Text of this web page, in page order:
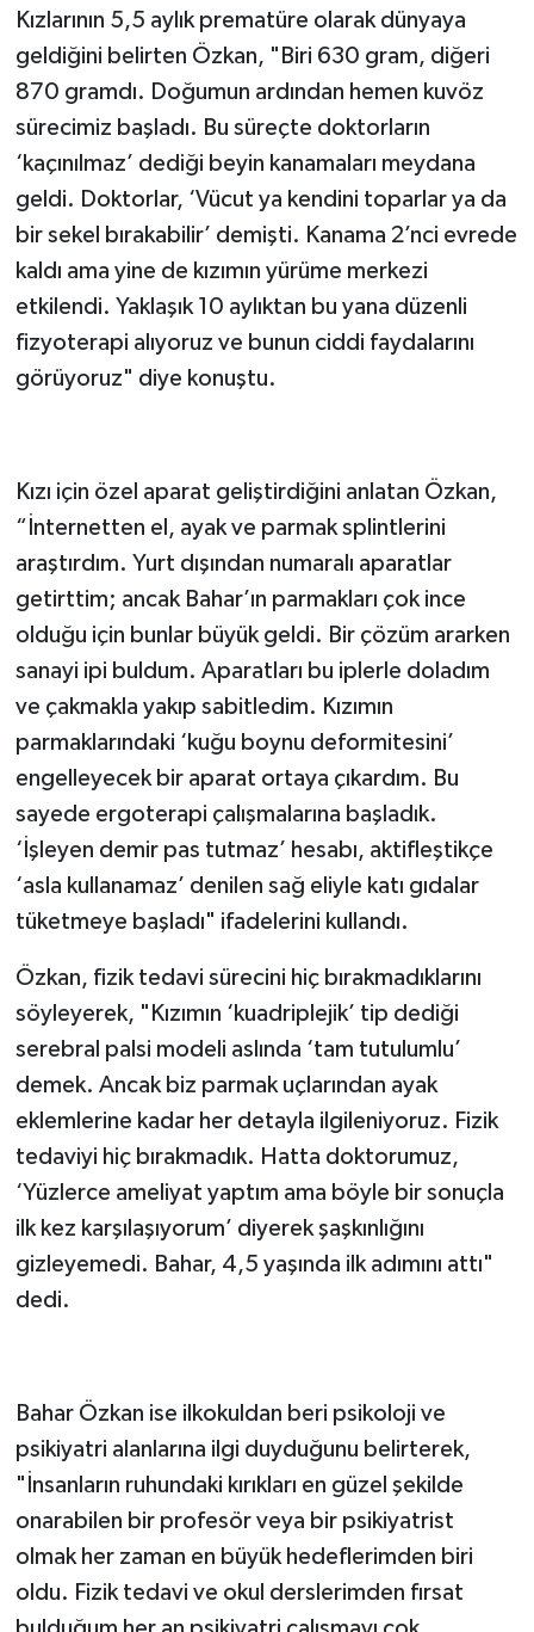
Kızlarının 5,5 aylık prematüre olarak dünyaya
geldiğini belirten Özkan, "Biri 630 gram, diğeri
870 gramdı. Doğumun ardından hemen kuvöz
sürecimiz başladı. Bu süreçte doktorların
‘kaçınılmaz’ dediği beyin kanamaları meydana
geldi. Doktorlar, ‘Vücut ya kendini toparlar ya da
bir sekel bırakabilir’ demişti. Kanama 2’nci evrede
kaldı ama yine de kızımın yürüme merkezi
etkilendi. Yaklaşık 10 aylıktan bu yana düzenli
fizyoterapi alıyoruz ve bunun ciddi faydalarını
görüyoruz" diye konuştu.
Kızı için özel aparat geliştirdiğini anlatan Özkan,
“İnternetten el, ayak ve parmak splintlerini
araştırdım. Yurt dışından numaralı aparatlar
getirttim; ancak Bahar’ın parmakları çok ince
olduğu için bunlar büyük geldi. Bir çözüm ararken
sanayi ipi buldum. Aparatları bu iplerle doladım
ve çakmakla yakıp sabitledim. Kızımın
parmaklarındaki ‘kuğu boynu deformitesini’
engelleyecek bir aparat ortaya çıkardım. Bu
sayede ergoterapi çalışmalarına başladık.
‘İşleyen demir pas tutmaz’ hesabı, aktifleştikçe
‘asla kullanamaz’ denilen sağ eliyle katı gıdalar
tüketmeye başladı" ifadelerini kullandı.
Özkan, fizik tedavi sürecini hiç bırakmadıklarını
söyleyerek, "Kızımın ‘kuadriplejik’ tip dediği
serebral palsi modeli aslında ‘tam tutulumlu’
demek. Ancak biz parmak uçlarından ayak
eklemlerine kadar her detayla ilgileniyoruz. Fizik
tedaviyi hiç bırakmadık. Hatta doktorumuz,
‘Yüzlerce ameliyat yaptım ama böyle bir sonuçla
ilk kez karşılaşıyorum’ diyerek şaşkınlığını
gizleyemedi. Bahar, 4,5 yaşında ilk adımını attı"
dedi.
Bahar Özkan ise ilkokuldan beri psikoloji ve
psikiyatri alanlarına ilgi duyduğunu belirterek,
"İnsanların ruhundaki kırıkları en güzel şekilde
onarabilen bir profesör veya bir psikiyatrist
olmak her zaman en büyük hedeflerimden biri
oldu. Fizik tedavi ve okul derslerimden fırsat